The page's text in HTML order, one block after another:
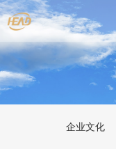
企业文化